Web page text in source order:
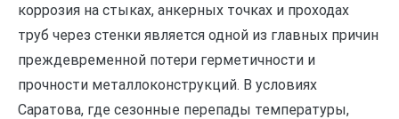
коррозия на стыках, анкерных точках и проходах
труб через стенки является одной из главных причин
преждевременной потери герметичности и
прочности металлоконструкций. В условиях
Саратова, где сезонные перепады температуры,